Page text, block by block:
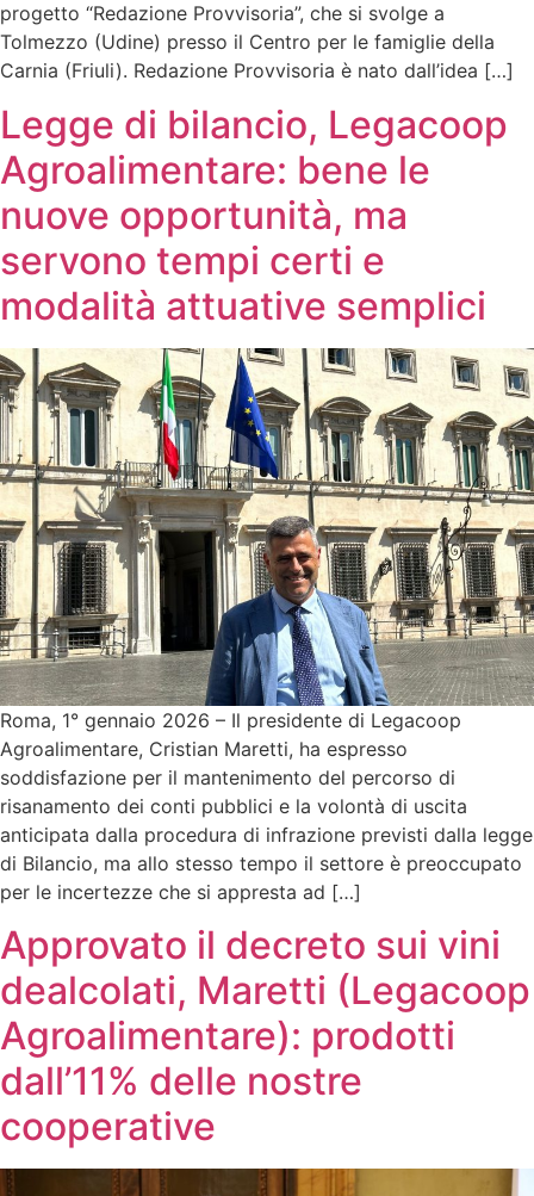
progetto “Redazione Provvisoria”, che si svolge a
Tolmezzo (Udine) presso il Centro per le famiglie della
Carnia (Friuli). Redazione Provvisoria è nato dall’idea […]
Legge di bilancio, Legacoop
Agroalimentare: bene le
nuove opportunità, ma
servono tempi certi e
modalità attuative semplici
Roma, 1° gennaio 2026 – Il presidente di Legacoop
Agroalimentare, Cristian Maretti, ha espresso
soddisfazione per il mantenimento del percorso di
risanamento dei conti pubblici e la volontà di uscita
anticipata dalla procedura di infrazione previsti dalla legge
di Bilancio, ma allo stesso tempo il settore è preoccupato
per le incertezze che si appresta ad […]
Approvato il decreto sui vini
dealcolati, Maretti (Legacoop
Agroalimentare): prodotti
dall’11% delle nostre
cooperative